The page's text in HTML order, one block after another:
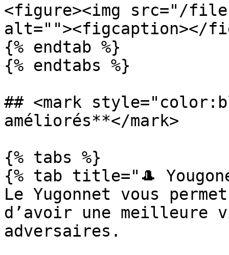
<figure><img src="/files/
alt=""><figcaption></
{% endtab %}
{% endtabs %}
## <mark
améliorés**</mark>
{% tabs %}
{% tab title="🎩
Le Yugonnet vous
d’avoir une
adversaires.